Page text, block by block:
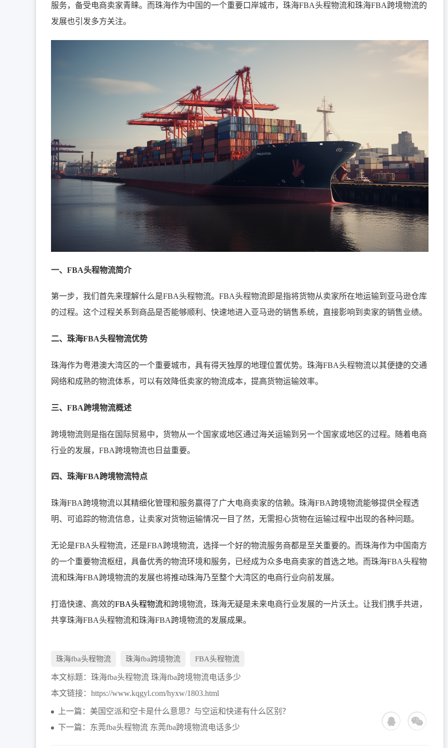
服务，备受电商卖家青睐。而珠海作为中国的一个重要口岸城市，珠海FBA头程物流和珠海FBA跨境物流的
发展也引发多方关注。
一、FBA头程物流简介
第一步，我们首先来理解什么是FBA头程物流。FBA头程物流即是指将货物从卖家所在地运输到亚马逊仓库
的过程。这个过程关系到商品是否能够顺利、快速地进入亚马逊的销售系统，直接影响到卖家的销售业绩。
二、珠海FBA头程物流优势
珠海作为粤港澳大湾区的一个重要城市，具有得天独厚的地理位置优势。珠海FBA头程物流以其便捷的交通
网络和成熟的物流体系，可以有效降低卖家的物流成本，提高货物运输效率。
三、FBA跨境物流概述
跨境物流则是指在国际贸易中，货物从一个国家或地区通过海关运输到另一个国家或地区的过程。随着电商
行业的发展，FBA跨境物流也日益重要。
四、珠海FBA跨境物流特点
珠海FBA跨境物流以其精细化管理和服务赢得了广大电商卖家的信赖。珠海FBA跨境物流能够提供全程透
明、可追踪的物流信息，让卖家对货物运输情况一目了然，无需担心货物在运输过程中出现的各种问题。
无论是FBA头程物流，还是FBA跨境物流，选择一个好的物流服务商都是至关重要的。而珠海作为中国南方
的一个重要物流枢纽，具备优秀的物流环境和服务，已经成为众多电商卖家的首选之地。而珠海FBA头程物
流和珠海FBA跨境物流的发展也将推动珠海乃至整个大湾区的电商行业向前发展。
打造快速、高效的FBA头程物流和跨境物流，珠海无疑是未来电商行业发展的一片沃土。让我们携手共进，
共享珠海FBA头程物流和珠海FBA跨境物流的发展成果。
珠海fba头程物流 珠海fba跨境物流 FBA头程物流
本文标题： 珠海fba头程物流 珠海fba跨境物流电话多少
本文链接： https://www.kqgyl.com/hyxw/1803.html
上一篇：美国空派和空卡是什么意思？与空运和快递有什么区别？
下一篇：东莞fba头程物流 东莞fba跨境物流电话多少